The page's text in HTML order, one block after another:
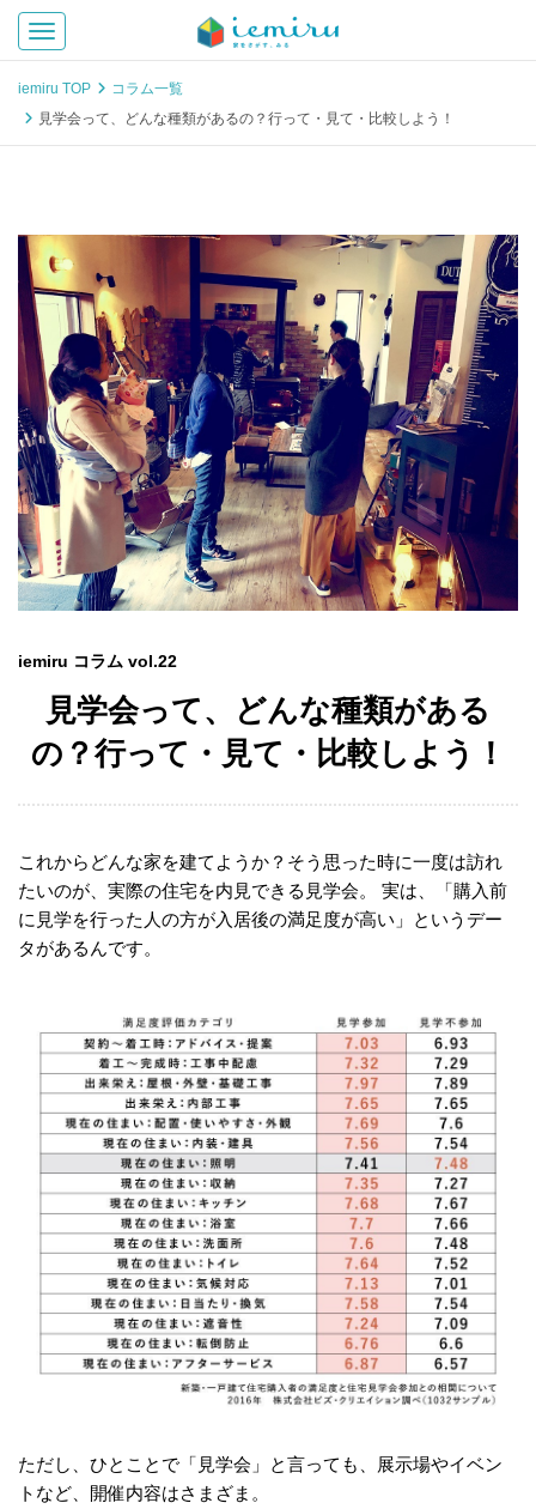
Toggle navigation
iemiru TOP
コラム一覧
見学会って、どんな種類があるの？行って・見て・比較しよう！
iemiru コラム vol.22
見学会って、どんな種類がある
の？行って・見て・比較しよう！
これからどんな家を建てようか？そう思った時に一度は訪れ
たいのが、実際の住宅を内見できる見学会。 実は、「購入前
に見学を行った人の方が入居後の満足度が高い」というデー
タがあるんです。
ただし、ひとことで「見学会」と言っても、展示場やイベン
トなど、開催内容はさまざま。